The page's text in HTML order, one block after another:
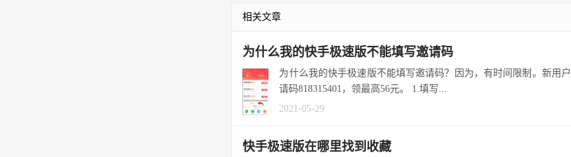
相关文章
为什么我的快手极速版不能填写邀请码
为什么我的快手极速版不能填写邀请码？因为，有时间限制。新用
请码818315401，领最高56元。 1.填写...
2021-05-29
快手极速版在哪里找到收藏